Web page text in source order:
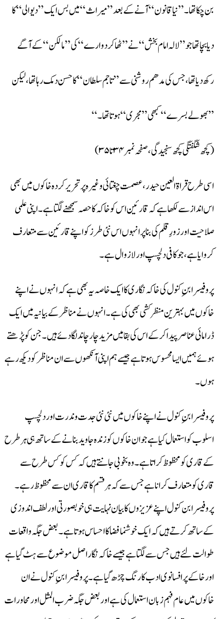
بن چکا تھا۔’’نیا قانون‘‘آنے کے بعد’’ میراث‘‘ میں بس ایک ’’دیوالی‘‘ کا
دیا بچا تھا جو’’ لالہ امام بخش‘‘نے’’ ٹھاکر دوارے‘‘ کی ’’مالکن‘‘ کے آگے
رکھ دیا تھا،جس کی مدھم روشنی سے’’تاجم سلطان‘‘ کا حسن دمک رہا تھا، لیکن
’’بھولے بسرے‘‘کبھی ’’مجری‘‘ہوتا تھا۔‘‘
(کچھ شگفتگی کچھ سنجیدگی، صفحہ نمبر ۳۴ تا ۳۵)
اسی طرح قراۃ العین حیدر، عصمت چغتائی وغیرہ پر تحریر کردہ خاکوں میں بھی
اس انداز سے لکھا ہے کہ قارئین اس کو خاکہ کا حصہ سمجھنے لگتا ہے۔ اپنی علمی
صلاحیت اور زورِ قلم کی بنا پر انہوں اس نئی طرز کو اپنے قارئین سے متعارف
کروایاہے، جو کافی دلچسپ اور لازوال ہے۔
پروفیسرابنِ کنول کی خاکہ نگاری کا ایک خاصہ یہ بھی ہے کہ انہوں نے اپنے
خاکوں میں بہترین منظر کشی بھی کی ہے۔انہوں نے مناظر کے بیانیہ میں ایک
ڈرامائی عناصر پیدا کر کے اس کی بقا میں مزید چار چاند لگا دئے ہیں۔جن کو پڑھتے
ہوئے ہمیں ایسا محسوس ہوتا ہے جیسے ہم اپنی آنکھوں سے ان مناظر کو دیکھ رہے
ہوں۔
پروفیسرابنِ کنول نے اپنے خاکوں میں نئی نئی جدت و ندرت اور دلچسپ
اسلوب کو استعمال کیا ہے جو ان خاکوں کو زندہ جاوید بنانے کے ساتھ ہی ہر طرح
کے قاری کو محظوظ کراتا ہے۔وہ بخوبی جانتے ہیں کہ کس کو کس طرح سے
قاری کو متعارف کرانا ہے جس سے کہ ہر قسم کا قاری ان سے محظوظ رہے۔
پروفیسرا بن کنول اپنے عزیزوں کا بیان نہایت ہی خوبصورتی اور لطف اندوزی
کے ساتھ کرتے ہیں کہ ایک خوشنما فضا کا احساس ہوتا ہے۔بعض جگہ واقعات
طوالت لئے ہیں جس سے لگتا ہے جیسے خاکہ نگار اصل موضوع سے ہٹ گیا ہے
اور خاکے پر افسانوی ادب کا رنگ چڑھ گیا ہے۔پروفیسرابنِ کنول نے ان
خاکوں میں عام فہم زبان استعمال کی ہے اور بعض جگہ ضرب المثل اور محاورات